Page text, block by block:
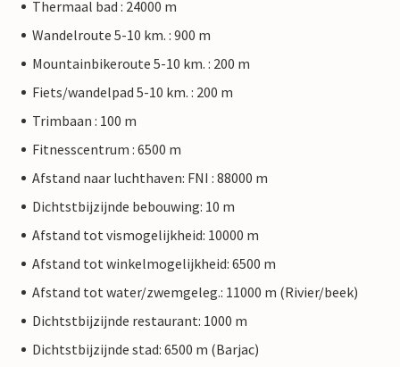
Thermaal bad : 24000 m
Wandelroute 5-10 km. : 900 m
Mountainbikeroute 5-10 km. : 200 m
Fiets/wandelpad 5-10 km. : 200 m
Trimbaan : 100 m
Fitnesscentrum : 6500 m
Afstand naar luchthaven: FNI : 88000 m
Dichtstbijzijnde bebouwing: 10 m
Afstand tot vismogelijkheid: 10000 m
Afstand tot winkelmogelijkheid: 6500 m
Afstand tot water/zwemgeleg.: 11000 m (Rivier/beek)
Dichtstbijzijnde restaurant: 1000 m
Dichtstbijzijnde stad: 6500 m (Barjac)